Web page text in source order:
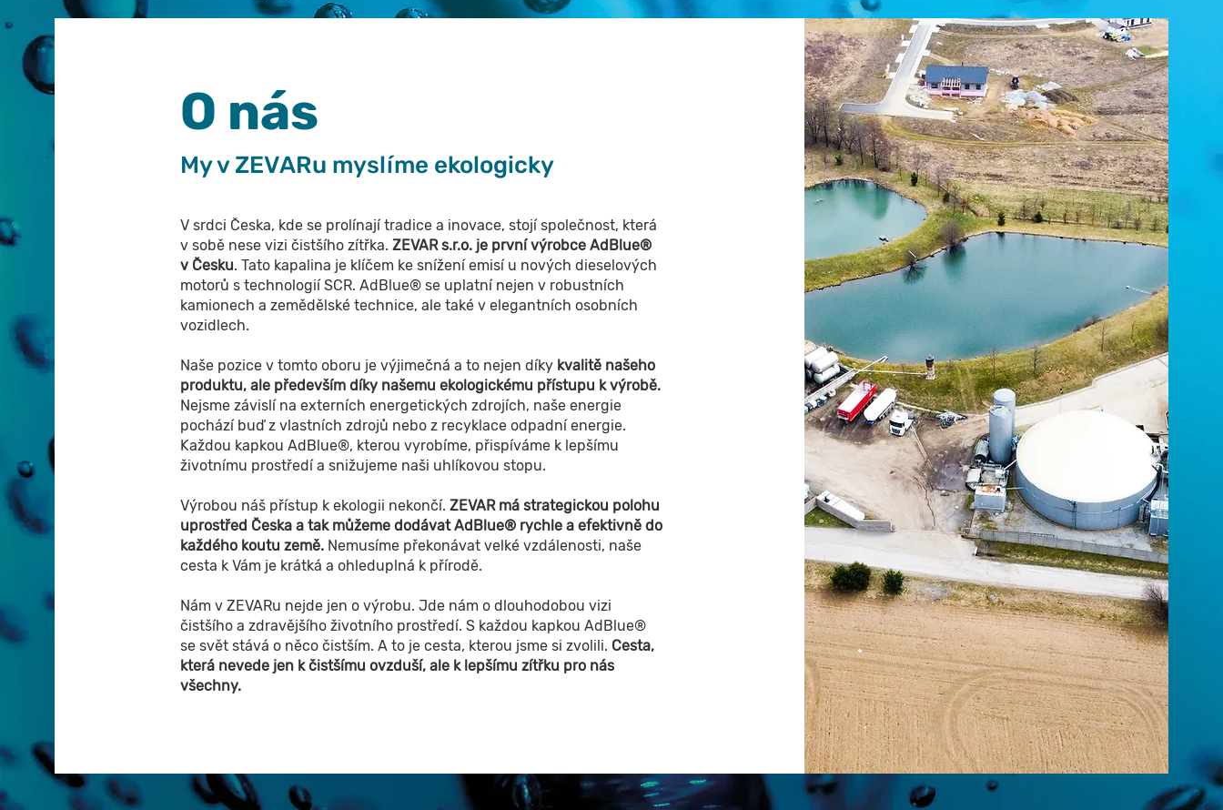
O nás
My v ZEVARu myslíme ekologicky
V srdci Česka, kde se prolínají tradice a inovace, stojí společnost, která
v sobě nese vizi čistšího zítřka. ZEVAR s.r.o. je první výrobce AdBlue®
v Česku. Tato kapalina je klíčem ke snížení emisí u nových dieselových
motorů s technologií SCR. AdBlue® se uplatní nejen v robustních
kamionech a zemědělské technice, ale také v elegantních osobních
vozidlech.
Naše pozice v tomto oboru je výjimečná a to nejen díky kvalitě našeho
produktu, ale především díky našemu ekologickému přístupu k výrobě.
Nejsme závislí na externích energetických zdrojích, naše energie
pochází buď z vlastních zdrojů nebo z recyklace odpadní energie.
Každou kapkou AdBlue®, kterou vyrobíme, přispíváme k lepšímu
životnímu prostředí a snižujeme naši uhlíkovou stopu.
Výrobou náš přístup k ekologii nekončí. ZEVAR má strategickou polohu
uprostřed Česka a tak můžeme dodávat AdBlue® rychle a efektivně do
každého koutu země.Nemusíme překonávat velké vzdálenosti, naše
cesta k Vám je krátká a ohleduplná k přírodě.
Nám v ZEVARu nejde jen o výrobu. Jde nám o dlouhodobou vizi
čistšího a zdravějšího životního prostředí. S každou kapkou AdBlue®
se svět stává o něco čistším. A to je cesta, kterou jsme si zvolili. Cesta,
která nevede jen k čistšímu ovzduší, ale k lepšímu zítřku pro nás
všechny.